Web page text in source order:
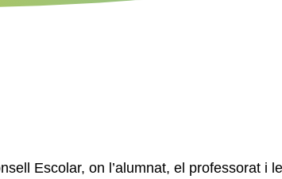
Escolar, on l’alumnat, el professorat i